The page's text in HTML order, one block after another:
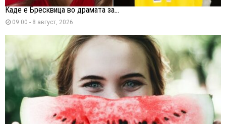
Каде е Бресквица во драмата за...
09:00 - 8 август, 2026